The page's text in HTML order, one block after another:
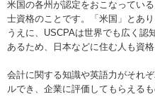
米国の各州が認定をおこなってい
士資格のことです。「米国」とあ
うえに、USCPAは世界でも広く認
あるため、日本などに住む人も資格
会計に関する知識や英語力がそれ
ルでき、企業に評価してもらえる